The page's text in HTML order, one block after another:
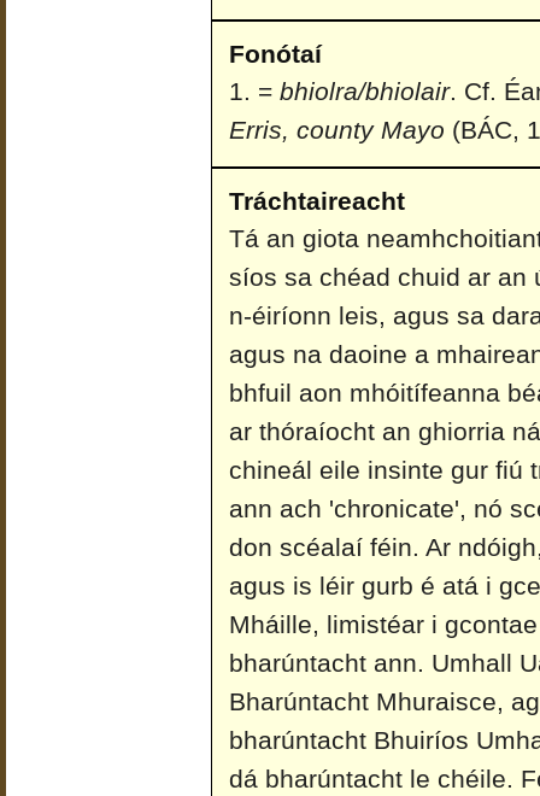
Fonótaí
= bhiolra/bhiolair. Cf.
Erris, county Mayo (BÁC,
Tráchtaireacht
Tá an giota
síos sa chéad chuid ar an
n-éiríonn leis, agus sa
agus na daoine a
bhfuil aon mhóitífeanna
ar thóraíocht an ghiorria
chineál eile insinte gur fiú
ann ach 'chronicate', nó
don scéalaí féin. Ar
agus is léir gurb é atá i
Mháille, limistéar i
bharúntacht ann. Umhall
Bharúntacht Mhuraisce,
bharúntacht Bhuiríos
dá bharúntacht le chéile.